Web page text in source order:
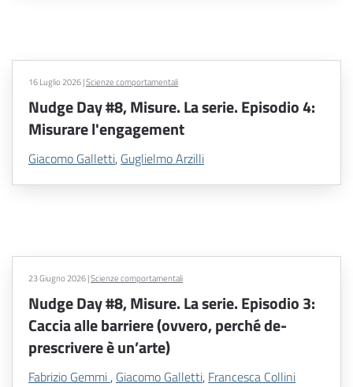
16 Luglio 2026|Scienze comportamentali
Nudge Day #8, Misure. La serie. Episodio 4:
Misurare l'engagement
Giacomo Galletti, Guglielmo Arzilli
23 Giugno 2026|Scienze comportamentali
Nudge Day #8, Misure. La serie. Episodio 3:
Caccia alle barriere (ovvero, perché de-
prescrivere è un’arte)
Fabrizio Gemmi , Giacomo Galletti, Francesca Collini